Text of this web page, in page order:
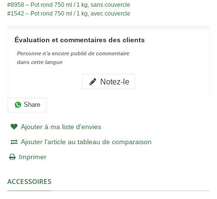
#8958 – Pot rond 750 ml / 1 kg, sans couvercle
#1542 – Pot rond 750 ml / 1 kg, avec couvercle
Évaluation et commentaires des clients
Personne n'a encore publié de commentaire
dans cette langue
Notez-le
Share
Ajouter à ma liste d'envies
Ajouter l'article au tableau de comparaison
Imprimer
ACCESSOIRES